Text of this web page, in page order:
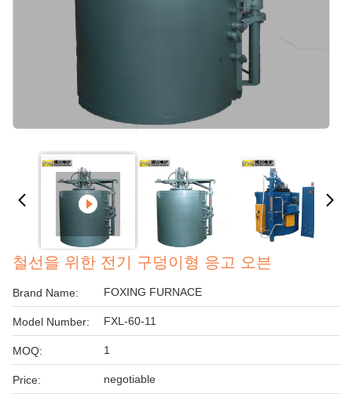
철선을 위한 전기 구덩이형 응고 오븐
Brand Name: FOXING FURNACE
Model Number: FXL-60-11
MOQ: 1
Price: negotiable